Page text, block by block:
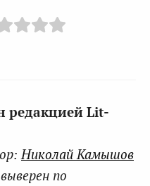
редакцией Lit-
Николай Камышов
по